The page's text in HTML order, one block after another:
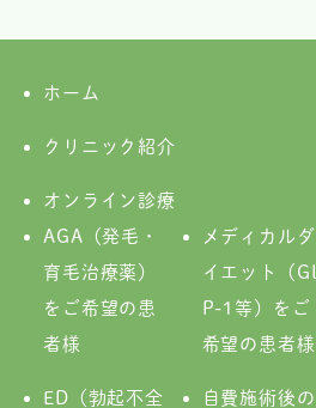
ホーム
クリニック紹介
オンライン診療
AGA（発毛・
育毛治療薬）
をご希望の患
者様
メディカルダ
イエット（GL
P-1等）をご
希望の患者様
ED（勃起不全
自費施術後の